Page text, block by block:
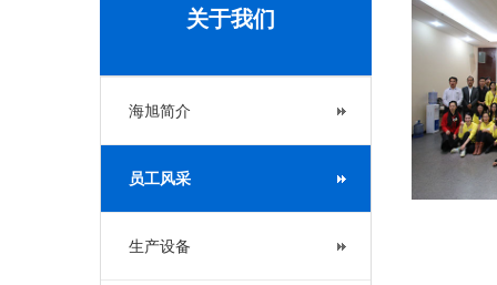
关于我们
海旭简介
员工风采
生产设备